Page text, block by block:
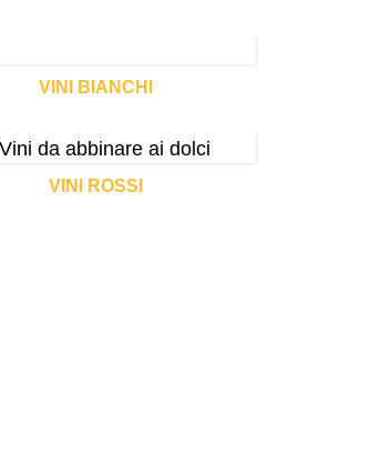
VINI BIANCHI
VINI ROSSI